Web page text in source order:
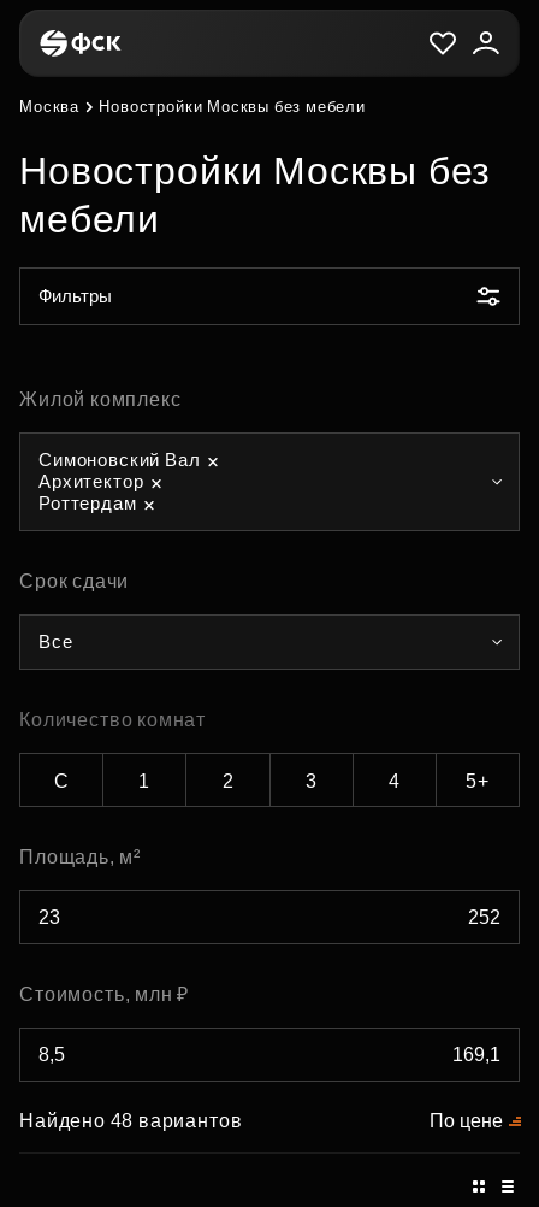
Москва Новостройки Москвы без мебели
Новостройки Москвы без
мебели
Фильтры
Жилой комплекс
Симоновский Вал
Архитектор
Роттердам
Срок сдачи
Все
Количество комнат
С 1 2 3 4 5+
Площадь, м²
Стоимость, млн ₽
Найдено 48 вариантов По цене